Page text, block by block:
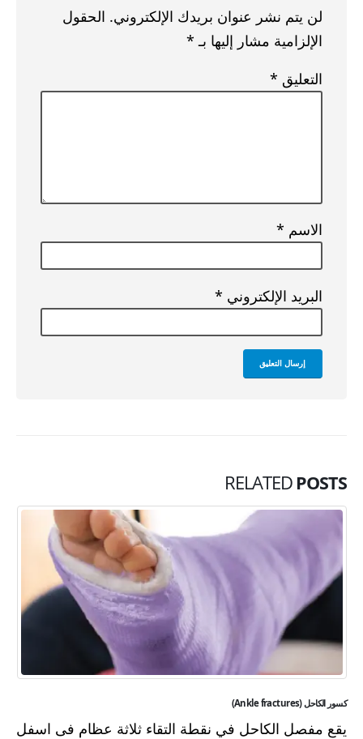
لن يتم نشر عنوان بريدك الإلكتروني. الحقول
الإلزامية مشار إليها بـ *
التعليق *
الاسم *
البريد الإلكتروني *
RELATED POSTS
كسور الكاحل (Ankle fractures)
يقع مفصل الكاحل في نقطة التقاء ثلاثة عظام فى اسفل